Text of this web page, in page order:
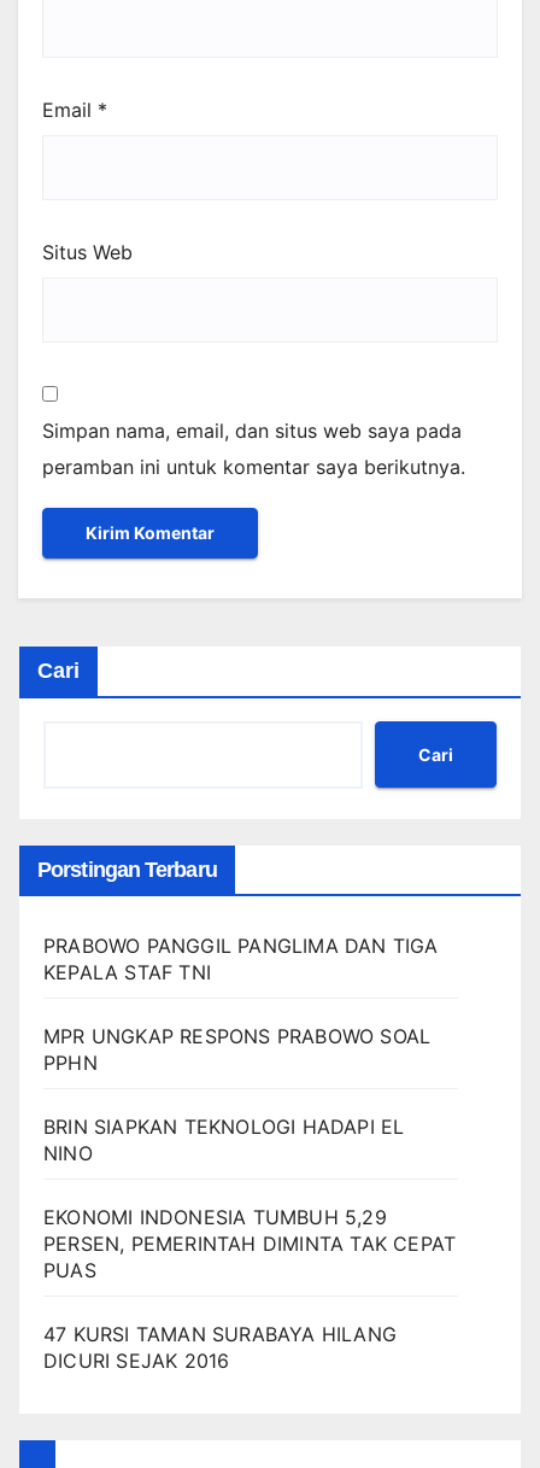
Email *
Situs Web
Simpan nama, email, dan situs web saya pada
peramban ini untuk komentar saya berikutnya.
Cari
Cari
Porstingan Terbaru
PRABOWO PANGGIL PANGLIMA DAN TIGA
KEPALA STAF TNI
MPR UNGKAP RESPONS PRABOWO SOAL
PPHN
BRIN SIAPKAN TEKNOLOGI HADAPI EL
NINO
EKONOMI INDONESIA TUMBUH 5,29
PERSEN, PEMERINTAH DIMINTA TAK CEPAT
PUAS
47 KURSI TAMAN SURABAYA HILANG
DICURI SEJAK 2016